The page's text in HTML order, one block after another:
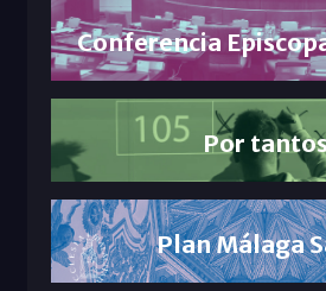
Conferencia
Por
Plan Málaga